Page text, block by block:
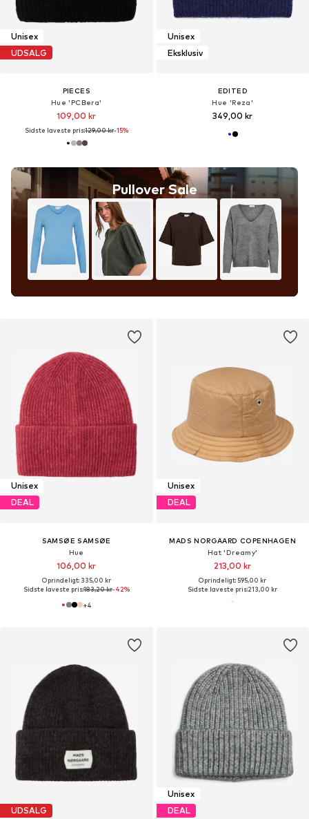
Unisex
UDSALG
PIECES
Hue 'PCBera'
109,00 kr
Sidste laveste pris:129,00 kr-15%
Pullover Sale
Unisex
Eksklusiv
EDITED
Hue 'Reza'
349,00 kr
Unisex
DEAL
SAMSØE SAMSØE
Hue
106,00 kr
Oprindeligt: 335,00 kr
Sidste laveste pris:183,20 kr-42%
+4
Unisex
DEAL
MADS NORGAARD COPENHAGEN
Hat 'Dreamy'
213,00 kr
Oprindeligt: 595,00 kr
Sidste laveste pris:213,00 kr
UDSALG
Unisex
DEAL